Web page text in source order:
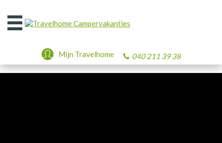
Open
het
040 211 39 38
Mijn Travelhome